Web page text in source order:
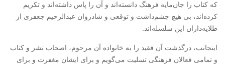
که کتاب را جان‌مایه فرهنگ دانسته‌اند و آن را پاس داشته‌اند و تکریم
کرده‌اند، بی هیچ چشم‌داشت و توقعی و شادروان عبدالرحیم جعفری از
طلایه‌داران این سلسله‌اند.
اینجانب، درگذشت آن فقید را به خانواده آن مرحوم، اصحاب نشر و کتاب
و تمامی فعالان فرهنگی تسلیت می‌گویم و برای ایشان مغفرت و برای